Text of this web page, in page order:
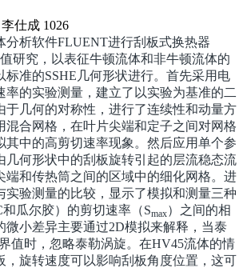
李仕成 1026
分析软件FLUENT进行刮板式换热器
值研究，以表征牛顿流体和非牛顿流体的
标准的SSHE几何形状进行。首先采用电
率的实验测量，建立了以实验为基准的二
于几何的对称性，进行了连续性和动量方
混合网格，在叶片尖端和定子之间对网格
其中的高剪切速率现象。然后应用单个参
几何形状中的刮板旋转引起的层流稳态流
端和传热筒之间的区域中的细化网格。进
实验测量的比较，显示了模拟和测量三种
瓜尔胶）的剪切速率（Smax）之间的相
微小差异主要通过2D模拟来解释，当泰
值时，忽略泰勒涡旋。在HV45流体的情
，旋转速度可以影响刮板角度位置，这可